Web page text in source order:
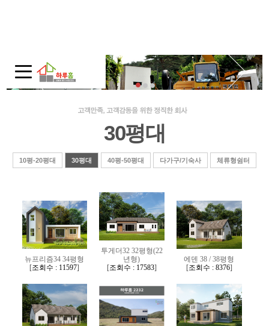
인사말
주택전시관 / 오시는길
모듈러 홈?
제품보기
10평-20평대
30평대
40평-50평대
다가구/기숙사
체류형쉼터
30평대
10평-20평대 30평대 40평-50평대 다가구/기숙사 체류형쉼터
뉴프리즘34 34평형
[조회수 : 11597]
투게더32 32평형(22
년형)
[조회수 : 17583]
에덴 38 / 38평형
[조회수 : 8376]